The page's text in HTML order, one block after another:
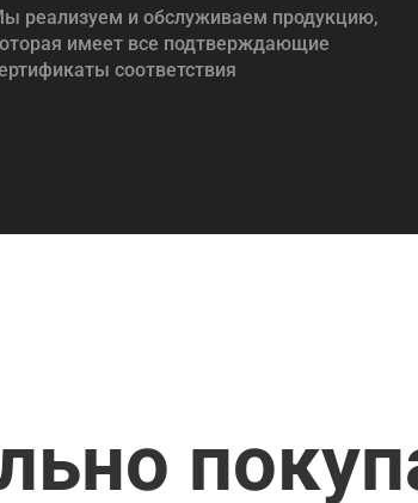
реализуем и обслуживаем продукцию,
имеет все подтверждающие
соответствия